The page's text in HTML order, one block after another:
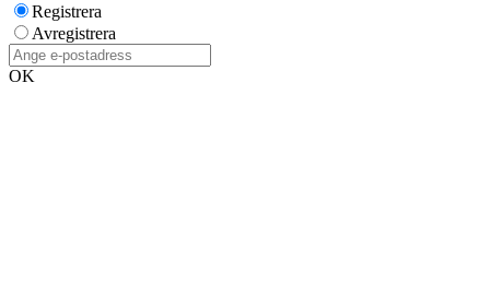
Registrera
Avregistrera
OK